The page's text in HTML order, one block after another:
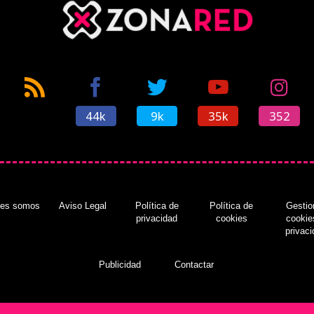
44k 9k 35k 352
somos Aviso Legal
Política de
privacidad
Política de
cookies
Publicidad Contactar